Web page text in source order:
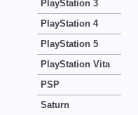
PlayStation 3
PlayStation 4
PlayStation 5
PlayStation Vita
PSP
Saturn